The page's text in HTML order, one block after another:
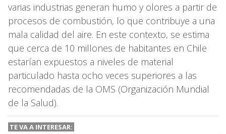
varias industrias generan humo y olores a partir de
procesos de combustión, lo que contribuye a una
mala calidad del aire. En este contexto, se estima
que cerca de 10 millones de habitantes en Chile
estarían expuestos a niveles de material
particulado hasta ocho veces superiores a las
recomendadas de la OMS (Organización Mundial
de la Salud).
TE VA A INTERESAR: